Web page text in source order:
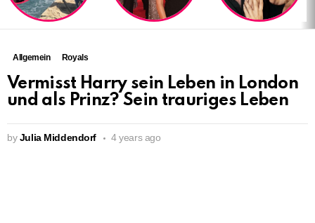
Allgemein Royals
Vermisst Harry sein Leben in London
und als Prinz? Sein trauriges Leben
by Julia Middendorf 4 years ago